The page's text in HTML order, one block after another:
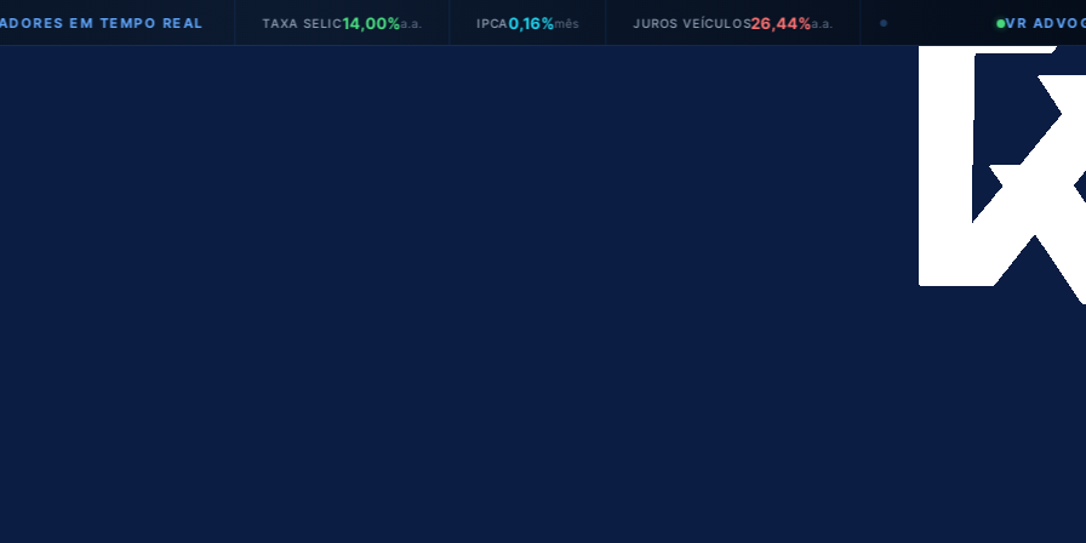
TEMPO REAL TAXA SELIC14,00% a.a. IPCA 0,16%mês JUROS VEÍCULOS26,44%a.a. ● VR ADVOGADOS